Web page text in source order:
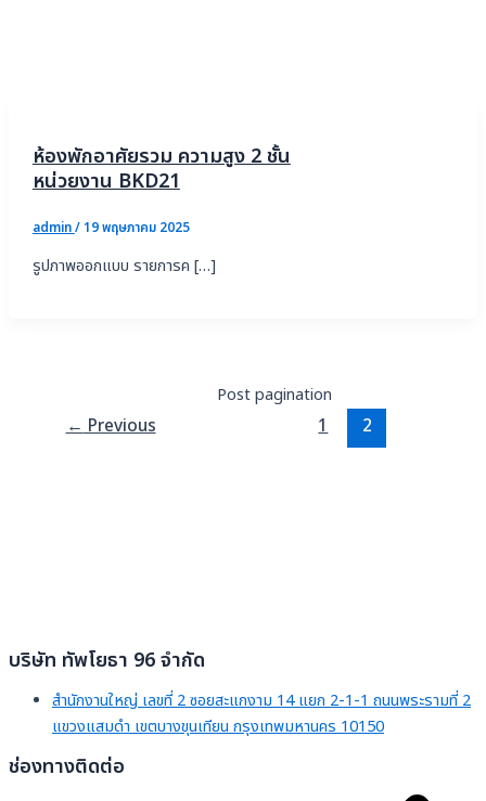
ห้องพักอาศัยรวม ความสูง 2 ชั้น
หน่วยงาน BKD21
admin/19 พฤษภาคม 2025
รูปภาพออกแบบ รายการค […]
Post pagination
←Previous 1 2
บริษัท ทัพโยธา 96 จำกัด
สำนักงานใหญ่ เลขที่ 2 ซอยสะแกงาม 14 แยก 2-1-1 ถนนพระรามที่ 2
แขวงแสมดำ เขตบางขุนเทียน กรุงเทพมหานคร 10150
ช่องทางติดต่อ